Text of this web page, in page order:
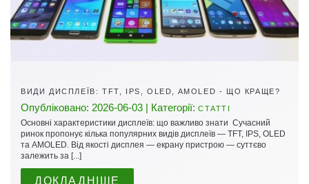
ВИДИ ДИСПЛЕЇВ: TFT, IPS, OLED, AMOLED - ЩО КРАЩЕ?
Опубліковано: 2026-06-03 | Категорії: СТАТТІ
Основні характеристики дисплеїв: що важливо знати Сучасний
ринок пропонує кілька популярних видів дисплеїв — TFT, IPS, OLED
та AMOLED. Від якості дисплея — екрану пристрою — суттєво
залежить за [...]
ДОКЛАДНІШЕ